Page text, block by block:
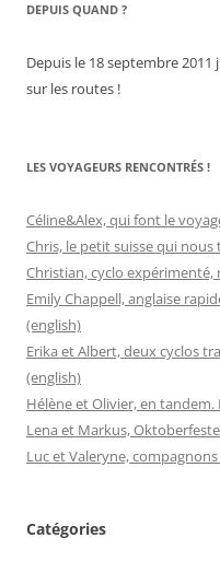
DEPUIS QUAND ?
Depuis le 18 septembre
sur les routes !
LES VOYAGEURS RENCONTRÉS !
Céline&Alex, qui font le
Chris, le petit suisse qui nous
Christian, cyclo
Emily Chappell, anglaise
(english)
Erika et Albert, deux cyclos
(english)
Hélène et Olivier, en tandem.
Lena et Markus,
Luc et Valeryne,
Catégories